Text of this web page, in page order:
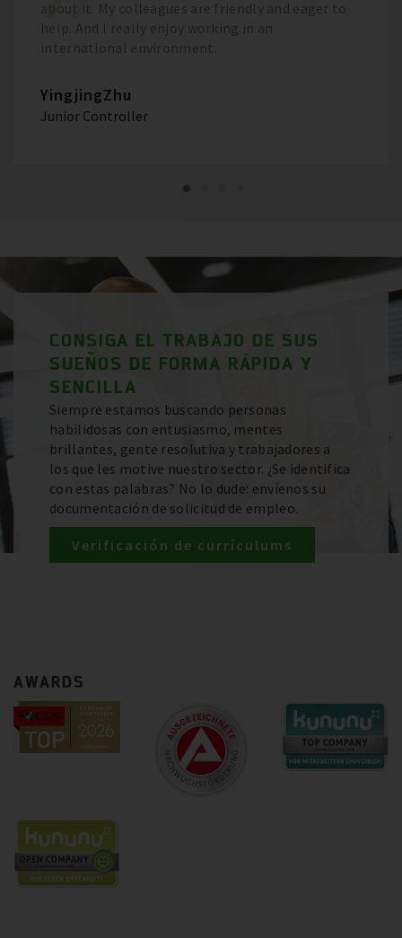
about it. My colleagues are friendly and eager to
help. And I really enjoy working in an
international environment.
YingjingZhu
Junior Controller
CONSIGA EL TRABAJO DE SUS
SUEÑOS DE FORMA RÁPIDA Y
SENCILLA
Siempre estamos buscando personas
habilidosas con entusiasmo, mentes
brillantes, gente resolutiva y trabajadores a
los que les motive nuestro sector. ¿Se identifica
con estas palabras? No lo dude: envíenos su
documentación de solicitud de empleo.
Verificación de currículums
AWARDS